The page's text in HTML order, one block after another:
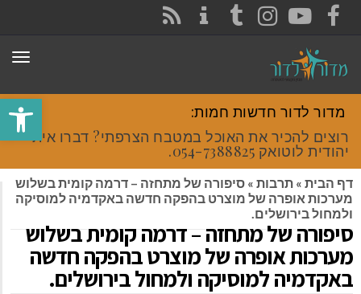
פתח
FACEBOOK
YOUTUBE
INSTAGRAM
TUMBLR
מדור לדור חדשות חמות:
רוצים להכיר את האוכל במטבח הצרפתי? דברו איתי
יהודית לוטואק 054-7388825.
דף הבית » תרבות » סיפורה של מתחזה – דרמה קומית בשלוש
מערכות אופרה של מוצרט בהפקה חדשה באקדמיה למוסיקה
ולמחול בירושלים.
סיפורה של מתחזה – דרמה קומית בשלוש
מערכות אופרה של מוצרט בהפקה חדשה
באקדמיה למוסיקה ולמחול בירושלים.